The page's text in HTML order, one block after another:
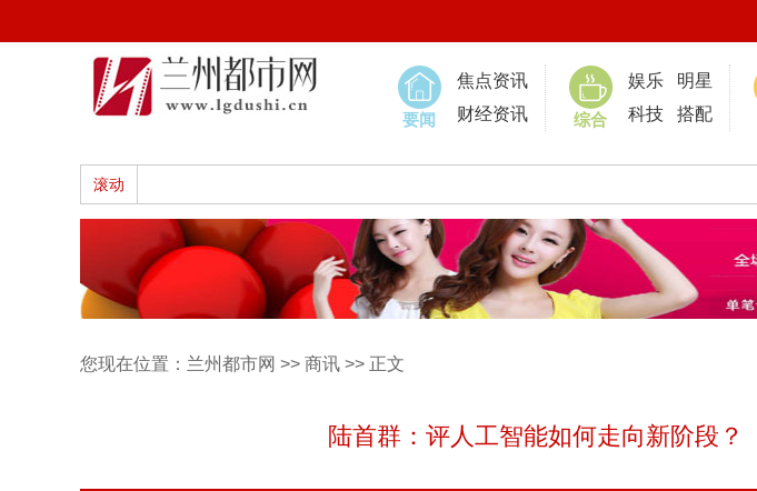
要闻
焦点资讯
财经资讯
综合
娱乐
明星
科技
搭配
滚动
您现在位置： 兰州都市网 >> 商讯 >> 正文
陆首群：评人工智能如何走向新阶段？